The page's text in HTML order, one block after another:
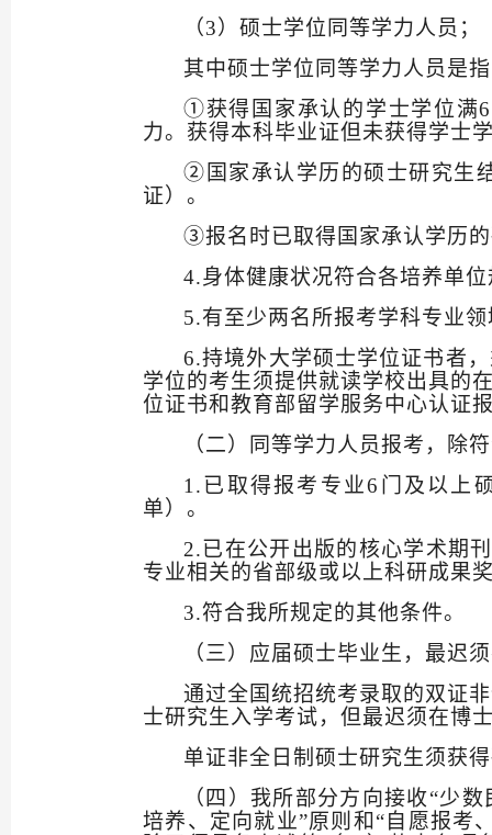
（3）硕士学位同等学力人员；
其中硕士学位同等学力人员是
①获得国家承认的学士学位满6
力。获得本科毕业证但未获得学士
② 国家承认学历的硕士研究生
证）。
③报名时已取得国家承认学历
4.身体健康状况符合各培养单
5.有至少两名所报考学科专业
6.持境外大学硕士学位证书者
学位的考生须提供就读学校出具的
位证书和教育部留学服务中心认证
（二）同等学力人员报考，除
1. 已取得报考专业6 门及以上
单）。
2.已在公开出版的核心学术期
专业相关的省部级或以上科研成果
3.符合我所规定的其他条件。
（三）应届硕士毕业生，最迟
通过全国统招统考录取的双证
士研究生入学考试，但最迟须在博
单证非全日制硕士研究生须获
（四） 我所部分方向接收“少数
培养、定向就业”原则和 “ 自愿报考